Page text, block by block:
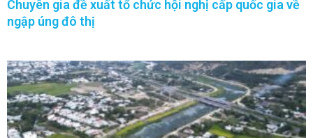
Chuyên gia đề xuất tổ chức hội nghị cấp quốc gia về
ngập úng đô thị